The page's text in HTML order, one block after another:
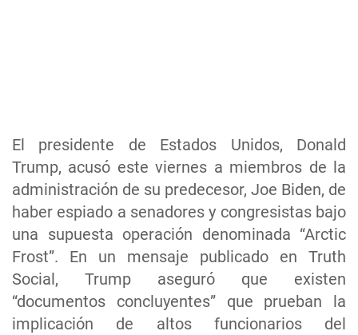
El presidente de Estados Unidos, Donald
Trump, acusó este viernes a miembros de la
administración de su predecesor, Joe Biden, de
haber espiado a senadores y congresistas bajo
una supuesta operación denominada “Arctic
Frost”. En un mensaje publicado en Truth
Social, Trump aseguró que existen
“documentos concluyentes” que prueban la
implicación de altos funcionarios del